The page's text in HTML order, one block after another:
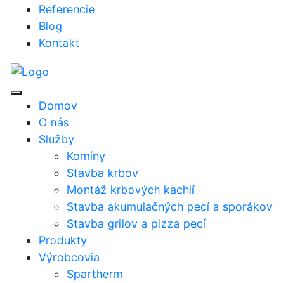
Referencie
Blog
Kontakt
Domov
O nás
Služby
Komíny
Stavba krbov
Montáž krbových kachlí
Stavba akumulačných pecí a sporákov
Stavba grilov a pizza pecí
Produkty
Výrobcovia
Spartherm